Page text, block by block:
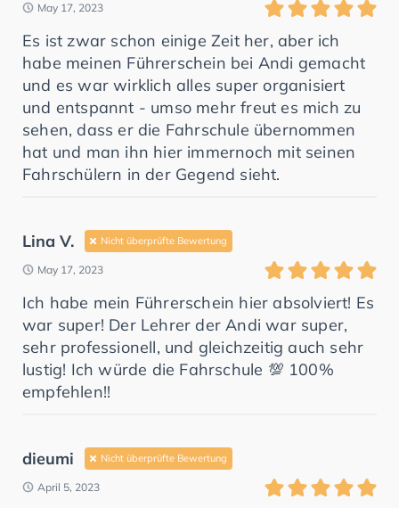
May 17, 2023
Es ist zwar schon einige Zeit her, aber ich
habe meinen Führerschein bei Andi gemacht
und es war wirklich alles super organisiert
und entspannt - umso mehr freut es mich zu
sehen, dass er die Fahrschule übernommen
hat und man ihn hier immernoch mit seinen
Fahrschülern in der Gegend sieht.
Lina V. Nicht überprüfte Bewertung
May 17, 2023
Ich habe mein Führerschein hier absolviert! Es
war super! Der Lehrer der Andi war super,
sehr professionell, und gleichzeitig auch sehr
lustig! Ich würde die Fahrschule 💯 100%
empfehlen!!
dieumi Nicht überprüfte Bewertung
April 5, 2023